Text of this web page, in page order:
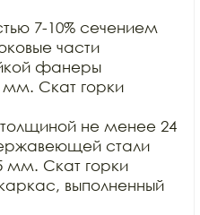
7-10% сечением
части
фанеры
Скат горки
не менее 24
стали
мм. Скат горки
выполненный